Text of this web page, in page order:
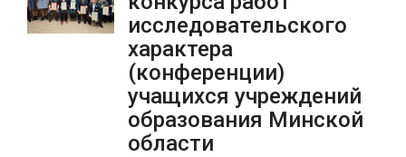
исследовательского
характера
(конференции)
учащихся учреждений
образования Минской
области